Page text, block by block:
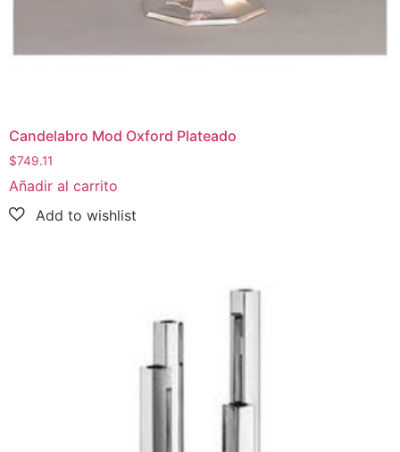
Candelabro Mod Oxford Plateado
$749.11
Añadir al carrito